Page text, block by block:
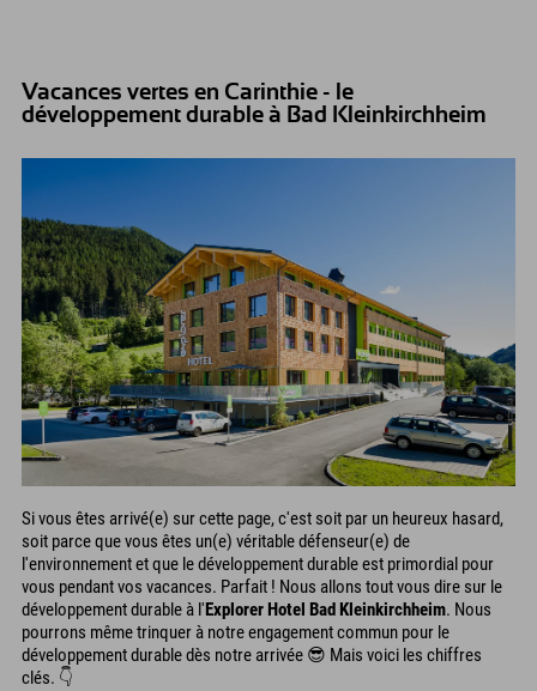
Vacances vertes en Carinthie - le
développement durable à Bad Kleinkirchheim
Si vous êtes arrivé(e) sur cette page, c'est soit par un heureux hasard,
soit parce que vous êtes un(e) véritable défenseur(e) de
l'environnement et que le développement durable est primordial pour
vous pendant vos vacances. Parfait ! Nous allons tout vous dire sur le
développement durable à l' Explorer Hotel Bad Kleinkirchheim. Nous
pourrons même trinquer à notre engagement commun pour le
développement durable dès notre arrivée 😎 Mais voici les chiffres
clés. 👇